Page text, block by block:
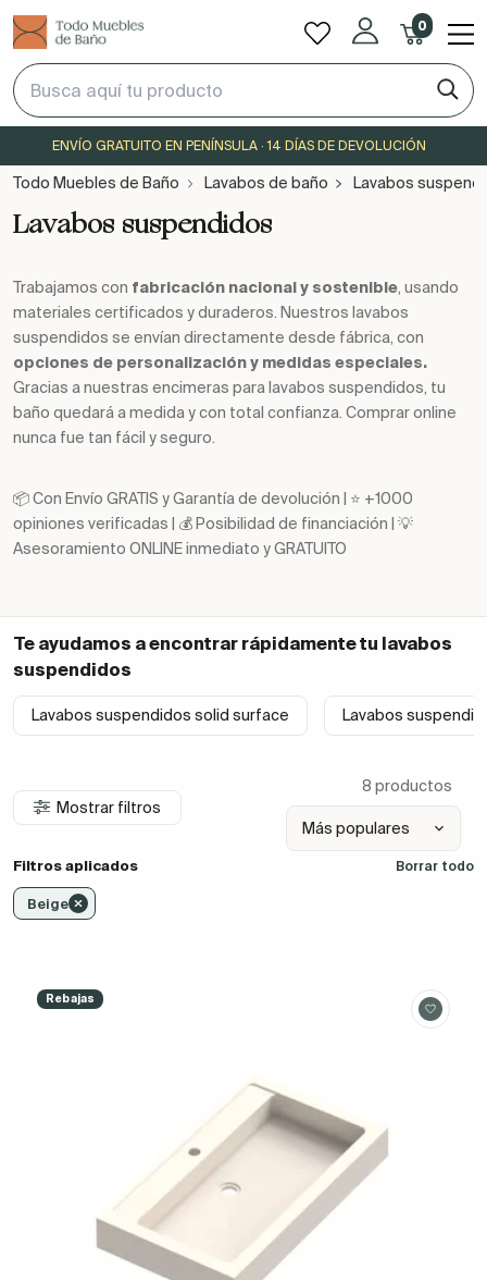
0
ENVÍO GRATUITO EN PENÍNSULA · 14 DÍAS DE DEVOLUCIÓN
Todo Muebles de Baño Lavabos de baño Lavabos
Lavabos suspendidos
Trabajamos con fabricación nacional y sostenible, usando
materiales certificados y duraderos. Nuestros lavabos
suspendidos se envían directamente desde fábrica, con
opciones de personalización y medidas especiales.
Gracias a nuestras encimeras para lavabos suspendidos, tu
baño quedará a medida y con total confianza. Comprar online
nunca fue tan fácil y seguro.
📦 Con Envío GRATIS y Garantía de devolución | ⭐ +1000
opiniones verificadas | 💰 Posibilidad de financiación | 💡
Asesoramiento ONLINE inmediato y GRATUITO
Te ayudamos a encontrar rápidamente tu lavabos
suspendidos
Lavabos suspendidos solid surface Lavabos
Mostrar filtros
8 productos
Filtros aplicados Borrar todo
Beige
Rebajas